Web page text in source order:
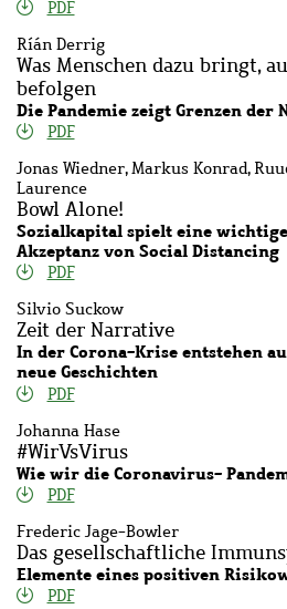
PDF
Ríán Derrig
Was Menschen dazu bringt,
befolgen
Die Pandemie zeigt Grenzen
PDF
Jonas Wiedner, Markus Konrad,
Laurence
Bowl Alone!
Sozialkapital spielt eine
Akzeptanz von Social Distancing
PDF
Silvio Suckow
Zeit der Narrative
In der Corona-Krise entstehen
neue Geschichten
PDF
Johanna Hase
#WirVsVirus
Wie wir die Coronavirus-
PDF
Frederic Jage-Bowler
Das gesellschaftliche
Elemente eines positiven
PDF